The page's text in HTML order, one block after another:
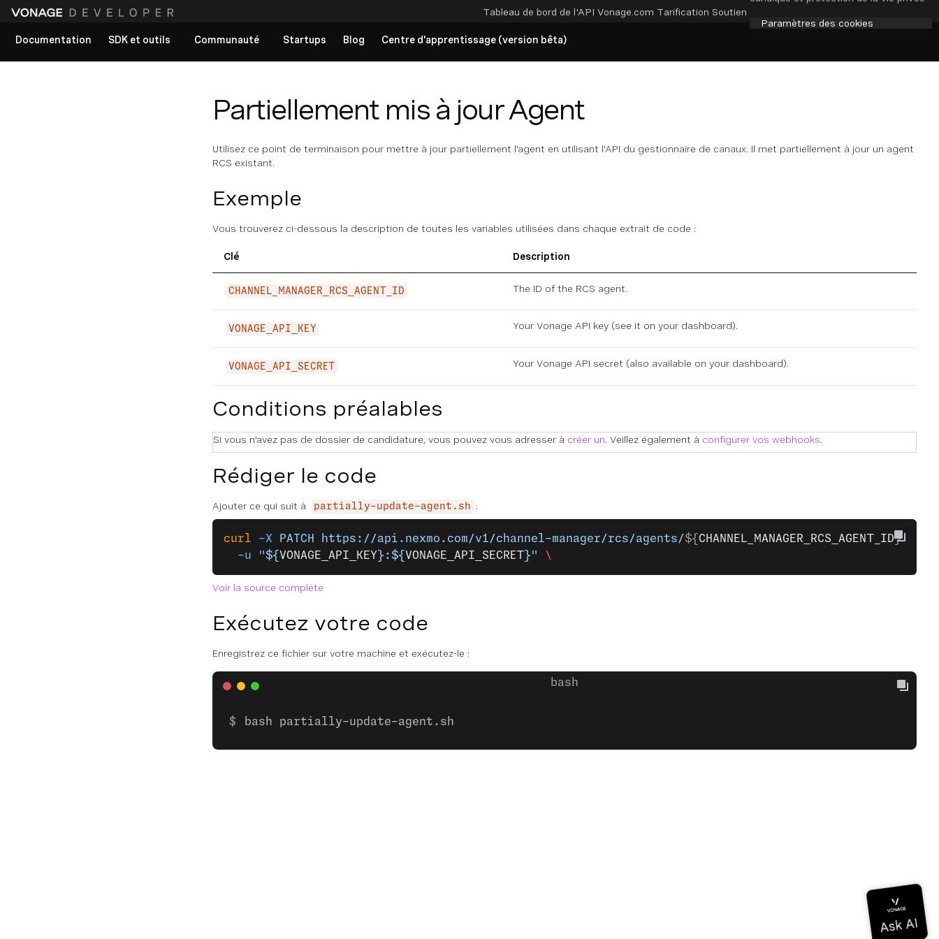
Tableau de bord de l'API Vonage.com Tarification Soutien
Paramètres des cookies
Documentation
SDK et outils Communauté Startups Blog Centre d'apprentissage (version bêta)
Partiellement mis à jour Agent
Utilisez ce point de terminaison pour mettre à jour partiellement l'agent en utilisant l'API du gestionnaire de canaux. Il met partiellement à jour un agent
RCS existant.
Exemple
Vous trouverez ci-dessous la description de toutes les variables utilisées dans chaque extrait de code :
Clé Description
CHANNEL_MANAGER_RCS_AGENT_ID The ID of the RCS agent.
VONAGE_API_KEY Your Vonage API key (see it on your dashboard).
VONAGE_API_SECRET Your Vonage API secret (also available on your dashboard).
Conditions préalables
Si vous n'avez pas de dossier de candidature, vous pouvez vous adresser à créer un. Veillez également à configurer vos webhooks.
Rédiger le code
Ajouter ce qui suit à partially-update-agent.sh :
curl -X PATCH https://api.nexmo.com/v1/channel-manager/rcs/agents/${ CHANNEL_MANAGER_RCS_AGENT_ID}
  -u
"${ VONAGE_API_KEY }:${ VONAGE_API_SECRET }" \
Voir la source complète
Exécutez votre code
Enregistrez ce fichier sur votre machine et exécutez-le :
bash partially-update-agent.sh